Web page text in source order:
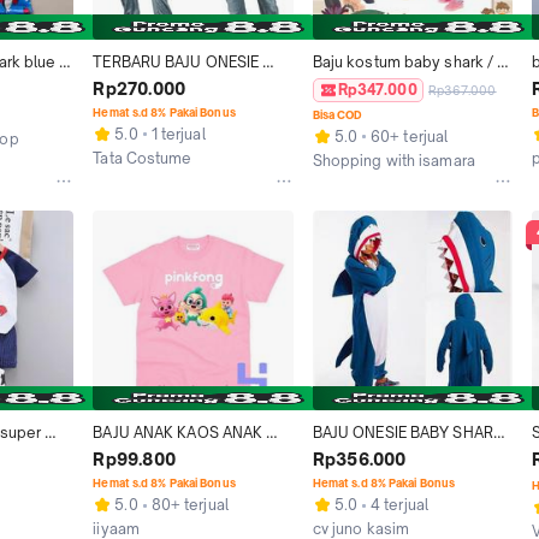
blue
TERBARU BAJU ONESIE
KOSTUM SHARK ABU ABU
IKAN HIU BABY SHARK
PIYAMA COSPLAY BAJU
TIDUR
Rp270.000
Hemat s.d 8% Pakai Bonus
5.0
1 terjual
Tata Costume
Baju kostum baby shark /
costume
Rp347.000 Rp367.000
Bisa COD
5.0
60+ terjual
Shopping with isamara
for
BAJU ANAK KAOS ANAK
BABY SHARK HOGI
BEBEFINN PINKFONG COD
Rp99.800
Hemat s.d 8% Pakai Bonus
5.0
80+ terjual
iiyaam
BAJU ONESIE BABY SHARK
IKAN HIU PAUS PIYAMA
KOSTUM COSPLAY
DEWASA
Rp356.000
Hemat s.d 8% Pakai Bonus
5.0
4 terjual
cv juno kasim